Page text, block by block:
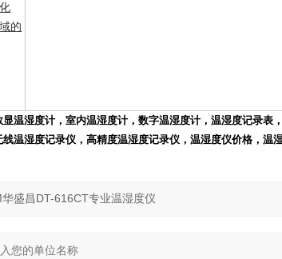
的
温湿度计，室内温湿度计，数字温湿度计，温湿度记录
温湿度记录仪，高精度温湿度记录仪，温湿度仪价格，温